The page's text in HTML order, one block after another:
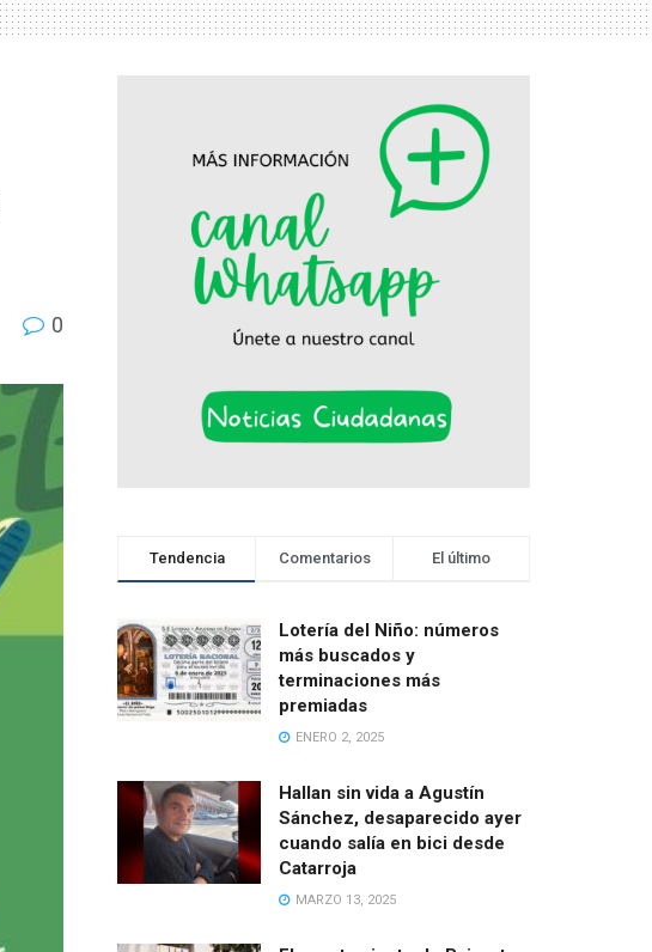
0
Tendencia Comentarios El último
Lotería del Niño: números
más buscados y
terminaciones más
premiadas
ENERO 2, 2025
Hallan sin vida a Agustín
Sánchez, desaparecido ayer
cuando salía en bici desde
Catarroja
MARZO 13, 2025